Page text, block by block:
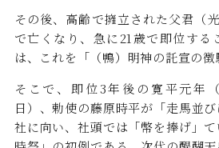
その後、高齢で擁立された父君（
で亡くなり、急に21歳で即位する
は、これを「（鴨）明神の託宣の徴
そこで、即位3年後の寛平元年
日）、勅使の藤原時平が「走馬並
社に向い、社頭では「幣を捧げ」